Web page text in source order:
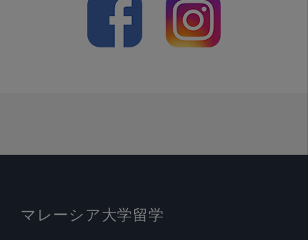
マレーシア大学留学